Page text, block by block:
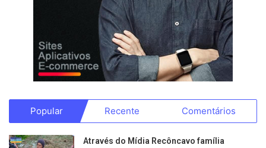
Popular Recente Comentários
Através do Mídia Recôncavo família